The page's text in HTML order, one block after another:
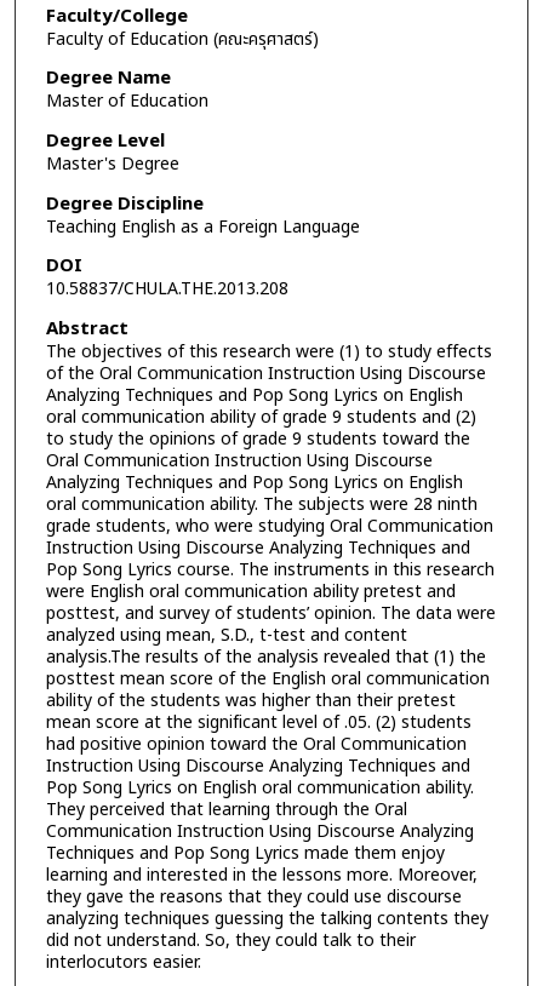
Faculty/College
Faculty of Education (คณะครุศาสตร์)
Degree Name
Master of Education
Degree Level
Master's Degree
Degree Discipline
Teaching English as a Foreign Language
DOI
10.58837/CHULA.THE.2013.208
Abstract
The objectives of this research were (1) to study effects
of the Oral Communication Instruction Using Discourse
Analyzing Techniques and Pop Song Lyrics on English
oral communication ability of grade 9 students and (2)
to study the opinions of grade 9 students toward the
Oral Communication Instruction Using Discourse
Analyzing Techniques and Pop Song Lyrics on English
oral communication ability. The subjects were 28 ninth
grade students, who were studying Oral Communication
Instruction Using Discourse Analyzing Techniques and
Pop Song Lyrics course. The instruments in this research
were English oral communication ability pretest and
posttest, and survey of students’ opinion. The data were
analyzed using mean, S.D., t-test and content
analysis.The results of the analysis revealed that (1) the
posttest mean score of the English oral communication
ability of the students was higher than their pretest
mean score at the significant level of .05. (2) students
had positive opinion toward the Oral Communication
Instruction Using Discourse Analyzing Techniques and
Pop Song Lyrics on English oral communication ability.
They perceived that learning through the Oral
Communication Instruction Using Discourse Analyzing
Techniques and Pop Song Lyrics made them enjoy
learning and interested in the lessons more. Moreover,
they gave the reasons that they could use discourse
analyzing techniques guessing the talking contents they
did not understand. So, they could talk to their
interlocutors easier.